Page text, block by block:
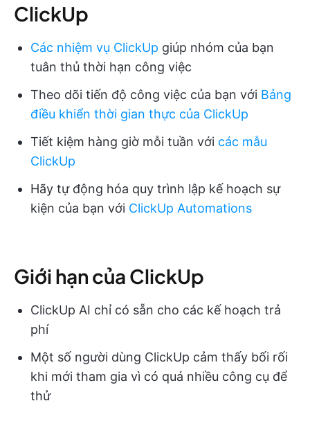
ClickUp
Các nhiệm vụ ClickUp giúp nhóm của bạn
tuân thủ thời hạn công việc
Theo dõi tiến độ công việc của bạn với Bảng
điều khiển thời gian thực của ClickUp
Tiết kiệm hàng giờ mỗi tuần với các mẫu
ClickUp
Hãy tự động hóa quy trình lập kế hoạch sự
kiện của bạn với ClickUp Automations
Giới hạn của ClickUp
ClickUp AI chỉ có sẵn cho các kế hoạch trả
phí
Một số người dùng ClickUp cảm thấy bối rối
khi mới tham gia vì có quá nhiều công cụ để
thử